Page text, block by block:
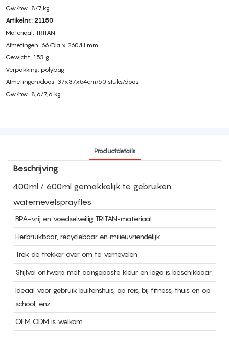
Gw/nw: 8/7 kg
Artikelnr.: 21150
Materiaal: TRITAN
Afmetingen: 66/Dia x 260/H mm
Gewicht: 153 g
Verpakking: polybag
Afmetingen/doos: 37x37x54cm/50 stuks/doos
Gw/nw: 8,6/7,6 kg
Productdetails
Beschrijving
400ml / 600ml gemakkelijk te gebruiken
waternevelsprayfles
BPA-vrij en voedselveilig TRITAN-materiaal
Herbruikbaar, recyclebaar en milieuvriendelijk
Trek de trekker over om te vernevelen
Stijlvol ontwerp met aangepaste kleur en logo is beschikbaar
Ideaal voor gebruik buitenshuis, op reis, bij fitness, thuis en op
school, enz.
OEM ODM is welkom